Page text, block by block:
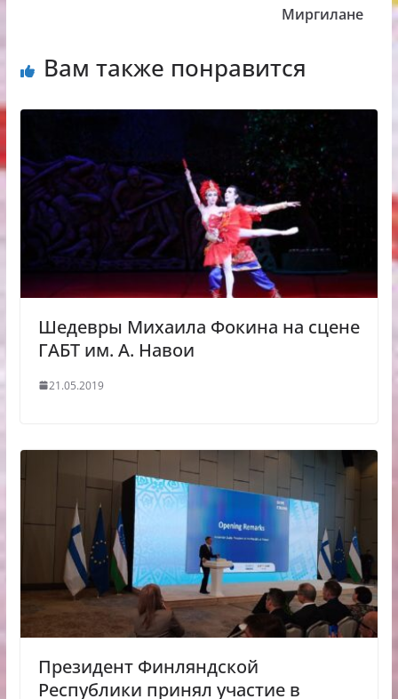
Миргилане
Вам также понравится
Шедевры Михаила Фокина на сцене
ГАБТ им. А. Навои
21.05.2019
Президент Финляндской
Республики принял участие в